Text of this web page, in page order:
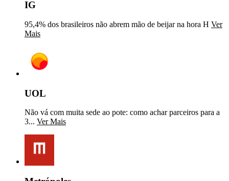
IG
95,4% dos brasileiros não abrem mão de beijar na hora H Ver
Mais
UOL
Não vá com muita sede ao pote: como achar parceiros para a
3... Ver Mais